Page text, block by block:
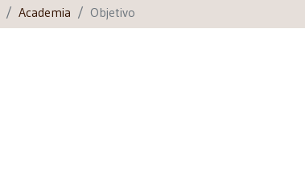
Academia Objetivo